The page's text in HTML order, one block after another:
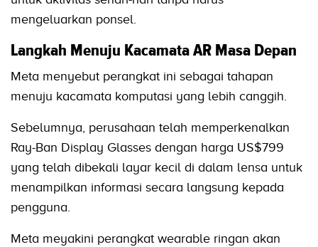
mengeluarkan ponsel.
Langkah Menuju Kacamata AR Masa Depan
Meta menyebut perangkat ini sebagai tahapan
menuju kacamata komputasi yang lebih canggih.
Sebelumnya, perusahaan telah memperkenalkan
Ray-Ban Display Glasses dengan harga US$799
yang telah dibekali layar kecil di dalam lensa untuk
menampilkan informasi secara langsung kepada
pengguna.
Meta meyakini perangkat wearable ringan akan